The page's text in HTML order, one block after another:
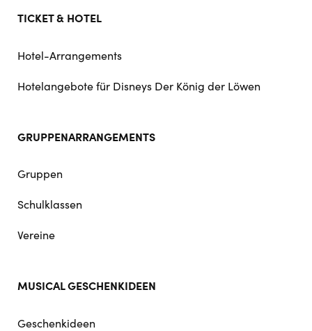
TICKET & HOTEL
Hotel-Arrangements
Hotelangebote für Disneys Der König der Löwen
GRUPPENARRANGEMENTS
Gruppen
Schulklassen
Vereine
MUSICAL GESCHENKIDEEN
Geschenkideen